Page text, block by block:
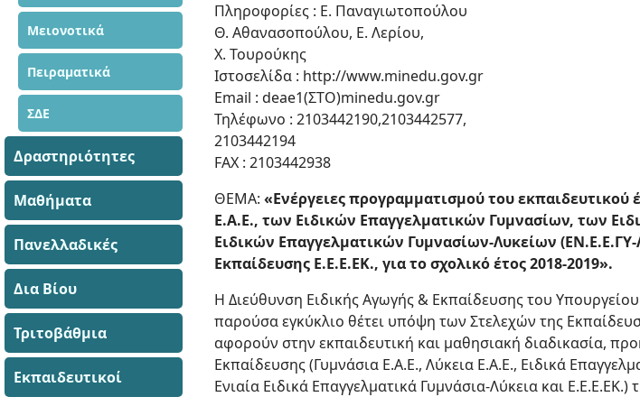
Μειονοτικά
Πειραματικά
ΣΔΕ
Δραστηριότητες
Μαθήματα
Πανελλαδικές
Δια Βίου
Τριτοβάθμια
Εκπαιδευτικοί
Πληροφορίες : Ε. Παναγιωτοπούλου
Θ. Αθανασοπούλου, Ε. Λερίου,
Χ. Τουρούκης
Ιστοσελίδα : http://www.minedu.gov.gr
Email : deae1(ΣΤΟ)minedu.gov.gr
Τηλέφωνο : 2103442190,2103442577,
2103442194
FAX : 2103442938
ΘΕΜΑ:«Ενέργειες προγραμματισμού του
Ε.Α.Ε., των Ειδικών Επαγγελματικών Γυμνασίων, των
Ειδικών Επαγγελματικών Γυμνασίων-Λυκείων
Εκπαίδευσης Ε.Ε.Ε.ΕΚ., για το σχολικό έτος 2018-2019».
Η Διεύθυνση Ειδικής Αγωγής & Εκπαίδευσης του
παρούσα εγκύκλιο θέτει υπόψη των Στελεχών της
αφορούν στην εκπαιδευτική και μαθησιακή διαδικασία,
Εκπαίδευσης (Γυμνάσια Ε.Α.Ε., Λύκεια Ε.Α.Ε., Ειδικά
Ενιαία Ειδικά Επαγγελματικά Γυμνάσια-Λύκεια και